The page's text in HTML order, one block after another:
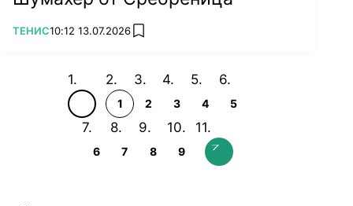
ПОВЕЧЕ ОТ
ТЕНИС10:12 13.07.2026 add favorites
1 2 3 4 5
6 7 8 9